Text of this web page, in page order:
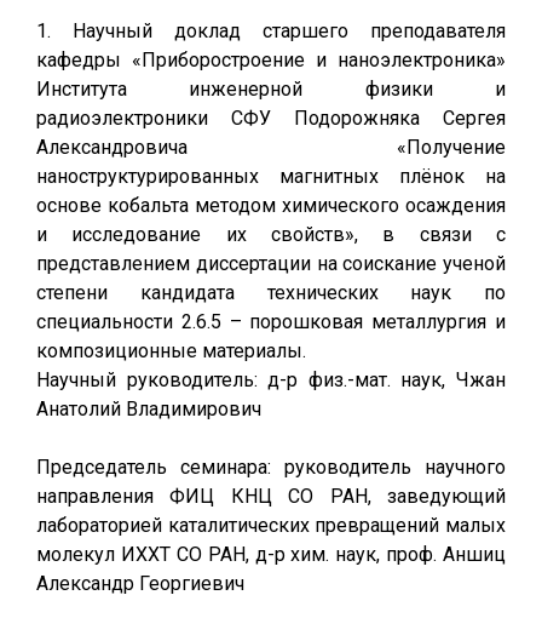
1. Научный доклад старшего преподавателя
кафедры «Приборостроение и наноэлектроника»
Института инженерной физики и
радиоэлектроники СФУ Подорожняка Сергея
Александровича «Получение
наноструктурированных магнитных плёнок на
основе кобальта методом химического осаждения
и исследование их свойств», в связи с
представлением диссертации на соискание ученой
степени кандидата технических наук по
специальности 2.6.5 – порошковая металлургия и
композиционные материалы.
Научный руководитель: д-р физ.-мат. наук, Чжан
Анатолий Владимирович
Председатель семинара: руководитель научного
направления ФИЦ КНЦ СО РАН, заведующий
лабораторией каталитических превращений малых
молекул ИХХТ СО РАН, д-р хим. наук, проф. Аншиц
Александр Георгиевич